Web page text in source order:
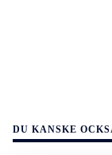
DU KANSKE